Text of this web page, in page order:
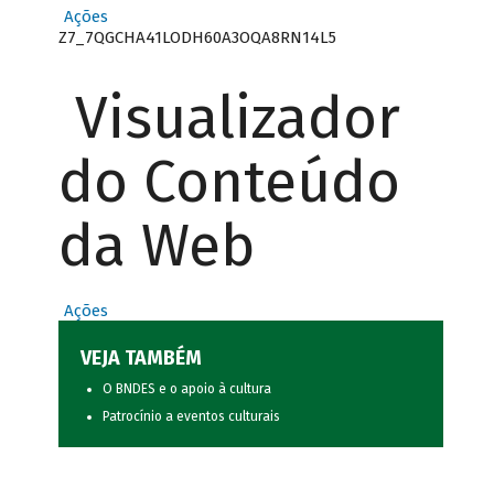
Ações
Z7_7QGCHA41LODH60A3OQA8RN14L5
Visualizador
do Conteúdo
da Web
Ações
VEJA TAMBÉM
O BNDES e o apoio à cultura
Patrocínio a eventos culturais